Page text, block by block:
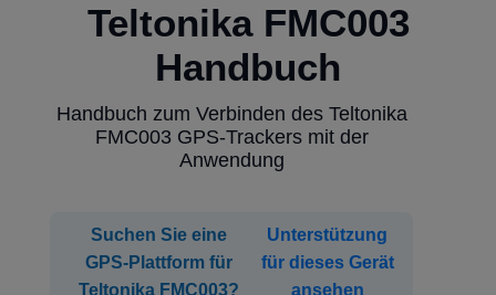
Teltonika FMC003
Handbuch
Handbuch zum Verbinden des Teltonika
FMC003 GPS-Trackers mit der
Anwendung
Suchen Sie eine
GPS-Plattform für
Teltonika FMC003?
Unterstützung
für dieses Gerät
ansehen